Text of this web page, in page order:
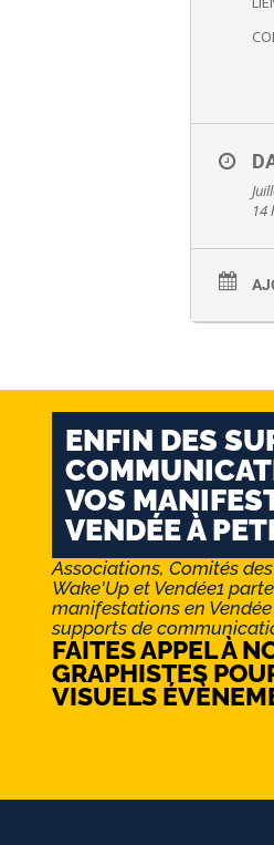
14
ENFIN DES
VOS
VENDÉE À
Associations, Comités
Wake'Up et Vendée1
manifestations en
supports de
FAITES APPEL À
GRAPHISTES
VISUELS